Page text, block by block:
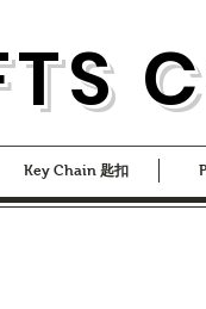
Key Chain 匙扣